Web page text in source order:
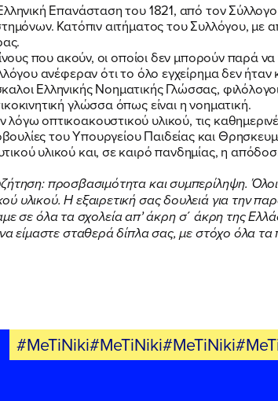
Επανάσταση του 1821, από τον
Κατόπιν αιτήματος του Συλλόγου,
που ακούν, οι οποίοι δεν μπορούν παρά να
ανέφεραν ότι το όλο εγχείρημα δεν
Ελληνικής Νοηματικής Γλώσσας,
γλώσσα όπως είναι η νοηματική.
οπτικοακουστικού υλικού, τις
του Υπουργείου Παιδείας και
υλικού και, σε καιρό πανδημίας, η
προσβασιμότητα και συμπερίληψη.
υλικού. Η εξαιρετική σας δουλειά για την
σε όλα τα σχολεία απ’ άκρη σ΄ άκρη της
είμαστε σταθερά δίπλα σας, με στόχο όλα τα